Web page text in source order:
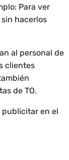
Para ver
hacerlos
al personal de
clientes
de TO.
publicitar en el